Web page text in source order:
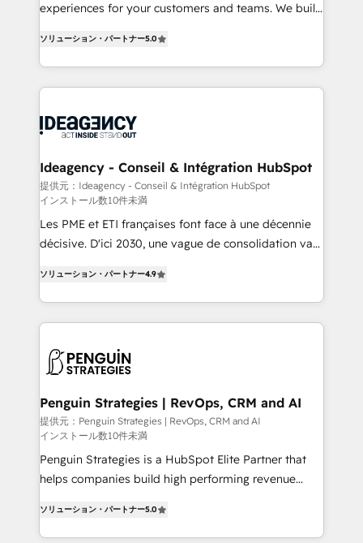
opportunités d'affaires ➤ La mise en place de
emailing) Informations clés : - 10 ans d'expérience -
100+ intégrations CRM HubSpot réussies - 40
cumulées
experiences for your customers and teams. We build
across your entire tech stack. Aptitude 8 is trusted
by top brands such as Lenovo, Bluetooth,
International Sports Sciences Association, SXSW,
Randstad, Uber Freight, and HubSpot itself. We have
partner and expertise across operational strategy,
business-first process building, system integration,
custom development, and extensibility. When you
work with Aptitude 8, you get a team – not an
individual – with embedded consulting, strategy,
100% US-based, FTE team members. We offer
project-based and managed services engagements
that include new HubSpot implementations,
integration, extensibility, custom development, and
ongoing RevOps support.
ソリューション・パートナー5.0
Ideagency - Conseil & Intégration HubSpot
提供元：Ideagency - Conseil & Intégration HubSpot
インストール数10件未満
Les PME et ETI françaises font face à une décennie
décisive. D'ici 2030, une vague de consolidation va
entreprises qui auront réussi leur transformation. Le
problème ? 58% des dirigeants savent que l'IA est
vitale pour leur survie. Mais 57% n'ont aucune
données. C'est le paradoxe français : conscience
Augmentée. Ce n'est pas une entreprise qui utilise
l'IA. C'est une organisation qui a réussi la symbiose
entre l'expertise humaine et l'intelligence artificielle.
Pas pour remplacer l'humain, mais pour l'augmenter.
Chez Ideagency, nous accompagnons cette
données unifiées, des processus alignés. Ensuite
l'augmentation : l'IA là où elle crée de la valeur. Et
ソリューション・パートナー4.9
Penguin Strategies | RevOps, CRM and AI
提供元：Penguin Strategies | RevOps, CRM and AI
インストール数10件未満
Penguin Strategies is a HubSpot Elite Partner that
helps companies build high performing revenue
system environments and global SaaS or
manufacturing teams. Trusted by leading enterprises
ソリューション・パートナー5.0